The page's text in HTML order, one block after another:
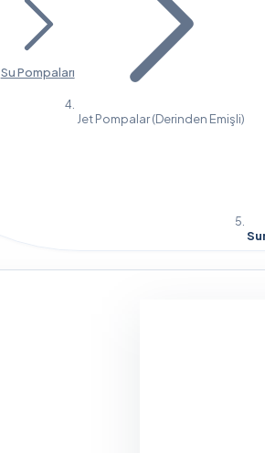
Su Pompaları
Jet Pompalar (Derinden Emişli)